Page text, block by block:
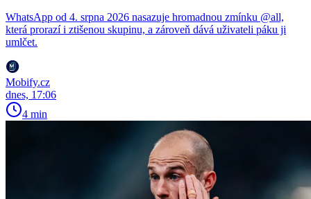
WhatsApp od 4. srpna 2026 nasazuje hromadnou zmínku @all,
která prorazí i ztišenou skupinu, a zároveň dává uživateli páku ji
umlčet.
Mobify.cz
dnes, 17:06
4 min